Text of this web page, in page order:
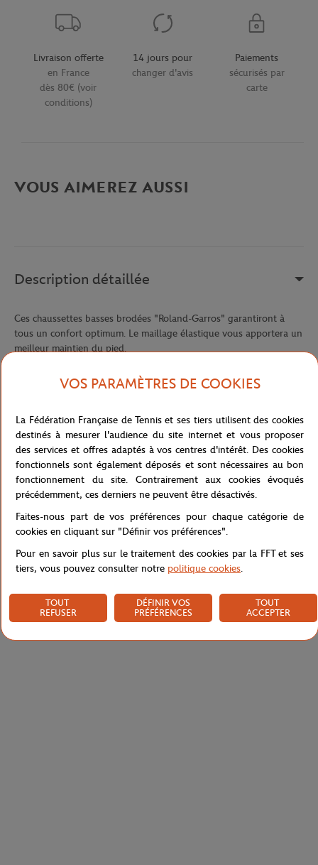
Livraison offerte
en France
dès 80€ (voir
conditions)
14 jours pour
changer d'avis
Paiements
sécurisés par
carte
VOUS AIMEREZ AUSSI
Description détaillée
Ces chaussettes basses brodées "Roland-Garros" garantiront à
tous un confort optimum. Le maillage élastique vous apportera un
meilleur maintien du pied.
Caractéristiques
Livraison et retours
VOS PARAMÈTRES DE COOKIES
La Fédération Française de Tennis et ses tiers utilisent des cookies
destinés à mesurer l'audience du site internet et vous proposer
des services et offres adaptés à vos centres d'intérêt. Des cookies
fonctionnels sont également déposés et sont nécessaires au bon
fonctionnement du site. Contrairement aux cookies évoqués
précédemment, ces derniers ne peuvent être désactivés.
Faites-nous part de vos préférences pour chaque catégorie de
cookies en cliquant sur "Définir vos préférences".
Pour en savoir plus sur le traitement des cookies par la FFT et ses
tiers, vous pouvez consulter notre politique cookies.
TOUT
REFUSER
DÉFINIR VOS
PRÉFÉRENCES
TOUT
ACCEPTER